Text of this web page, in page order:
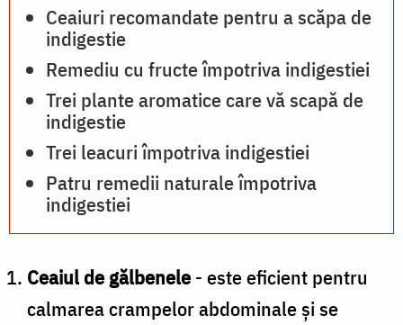
Ceaiuri recomandate pentru a scăpa de
indigestie
Remediu cu fructe împotriva indigestiei
Trei plante aromatice care vă scapă de
indigestie
Trei leacuri împotriva indigestiei
Patru remedii naturale împotriva
indigestiei
Ceaiul de gălbenele - este eficient pentru
calmarea crampelor abdominale și se